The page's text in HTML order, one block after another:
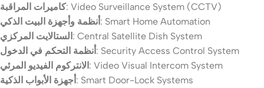
كاميرات المراقبة: Video Surveillance System (CCTV)
أنظمة وأجهزة البيت الذكي: Smart Home Automation
الستالايت المركزي: Central Satellite Dish System
أنظمة التحكم في الدخول: Security Access Control System
الانتركوم الفيديو المرئي: Video Visual Intercom System
أجهزة الأبواب الذكية: Smart Door-Lock Systems